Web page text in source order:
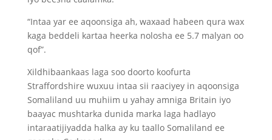
“Intaa yar ee aqoonsiga ah, waxaad habeen qura wax
kaga beddeli kartaa heerka nolosha ee 5.7 malyan oo
qof”.
Xildhibaankaas laga soo doorto koofurta
Straffordshire wuxuu intaa sii raaciyey in aqoonsiga
Somaliland uu muhiim u yahay amniga Britain iyo
baayac mushtarka dunida marka laga hadlayo
intaraatijiyadda halka ay ku taallo Somaliland ee